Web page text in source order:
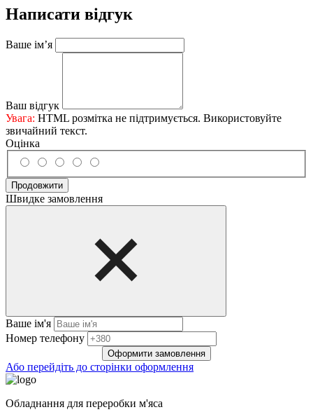
Написати відгук
Ваше ім’я
Ваш відгук
Увага: HTML розмітка не підтримується. Використовуйте
звичайний текст.
Оцінка
Продовжити
Швидке замовлення
Ваше ім'я
Нoмep тeлeфoнy
Оформити замовлення
Або перейдіть до сторінки оформлення
Обладнання для переробки м'яса